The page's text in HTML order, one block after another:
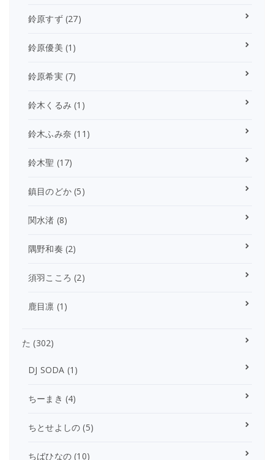
鈴原すず(27)
鈴原優美 (1)
鈴原希実(7)
鈴木くるみ (1)
鈴木ふみ奈 (11)
鈴木聖 (17)
鎮目のどか (5)
関水渚 (8)
隅野和奏 (2)
須羽こころ (2)
鹿目凛 (1)
た (302)
DJ SODA (1)
ちーまき (4)
ちとせよしの (5)
ちばひなの (10)